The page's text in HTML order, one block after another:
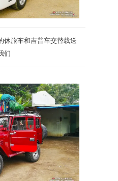
休旅车和吉普车交替载送
们